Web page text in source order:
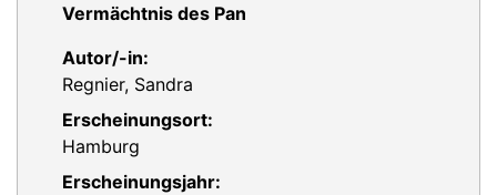
Vermächtnis des Pan
Autor/-in:
Regnier, Sandra
Erscheinungsort:
Hamburg
Erscheinungsjahr: